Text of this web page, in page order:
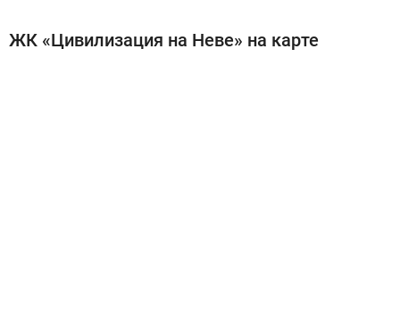
ЖК «Цивилизация на Неве» на карте